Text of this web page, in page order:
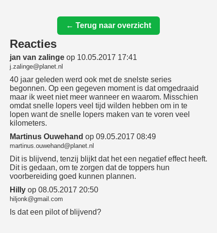
← Terug naar overzicht
Reacties
jan van zalinge op 10.05.2017 17:41
j.zalinge@planet.nl
40 jaar geleden werd ook met de snelste series
begonnen. Op een gegeven moment is dat omgedraaid
maar ik weet niet meer wanneer en waarom. Misschien
omdat snelle lopers veel tijd wilden hebben om in te
lopen want de snelle lopers maken van te voren veel
kilometers.
Martinus Ouwehand op 09.05.2017 08:49
martinus.ouwehand@planet.nl
Dit is blijvend, tenzij blijkt dat het een negatief effect heeft.
Dit is gedaan, om te zorgen dat de toppers hun
voorbereiding goed kunnen plannen.
Hilly op 08.05.2017 20:50
hiljonk@gmail.com
Is dat een pilot of blijvend?